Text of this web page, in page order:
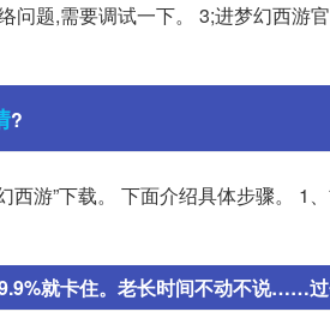
问题,需要调试一下。 3;进梦幻西游
?
西游”下载。 下面介绍具体步骤。 1
就卡住。老长时间不动不说……